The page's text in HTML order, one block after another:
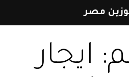
إلى
المحتوىايجار
مصر